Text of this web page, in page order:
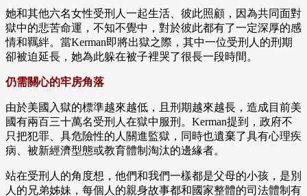
她和其他六名女性受刑人一起生活、彼此照顧，因為共同面對
獄中的悲苦命運，不知不覺中，對於彼此都有了一定深厚的感
情和羈絆。當Kerman即將出獄之際，其中一位受刑人的刑期
卻被迫延長，她為此躲在被子裡哭了很長一段時間。
仍需關心的牢房角落
由於美國入獄的標準越來越低，且刑期越來越長，造成目前美
國有兩百三十萬名受刑人在獄中服刑。Kerman提到，政府不
只把犯罪、具危險性的人關進監獄，同時也遺棄了具有心理疾
病、被新經濟型態或教育體制淘汰的邊緣者。
站在受刑人的角度想，他們和我們一樣都是父母的小孩，是別
人的兄弟姊妹，每個人的親身故事都和國家整體的司法體制有